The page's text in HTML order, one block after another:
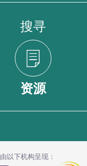
搜寻
资源
由以下机构呈现：